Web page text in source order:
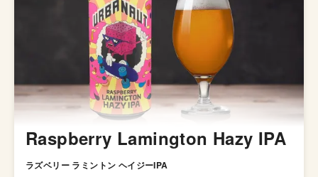
Raspberry Lamington Hazy IPA
ラズベリー ラミントン ヘイジーIPA